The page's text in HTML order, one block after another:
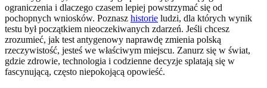
ograniczenia i dlaczego czasem lepiej powstrzymać się od
pochopnych wniosków. Poznasz historie ludzi, dla których wynik
testu był początkiem nieoczekiwanych zdarzeń. Jeśli chcesz
zrozumieć, jak test antygenowy naprawdę zmienia polską
rzeczywistość, jesteś we właściwym miejscu. Zanurz się w świat,
gdzie zdrowie, technologia i codzienne decyzje splatają się w
fascynującą, często niepokojącą opowieść.